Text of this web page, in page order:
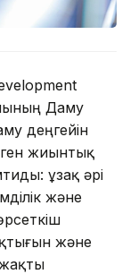
Даму
деңгейін
жиынтық
ұзақ әрі
және
және
жақты